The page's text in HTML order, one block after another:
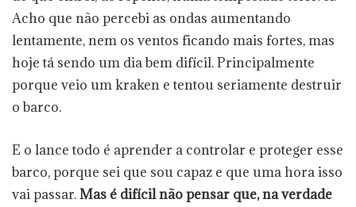
Acho que não percebi as ondas aumentando
lentamente, nem os ventos ficando mais fortes, mas
hoje tá sendo um dia bem difícil. Principalmente
porque veio um kraken e tentou seriamente destruir
o barco.
E o lance todo é aprender a controlar e proteger esse
barco, porque sei que sou capaz e que uma hora isso
vai passar.Mas é difícil não pensar que, na verdade